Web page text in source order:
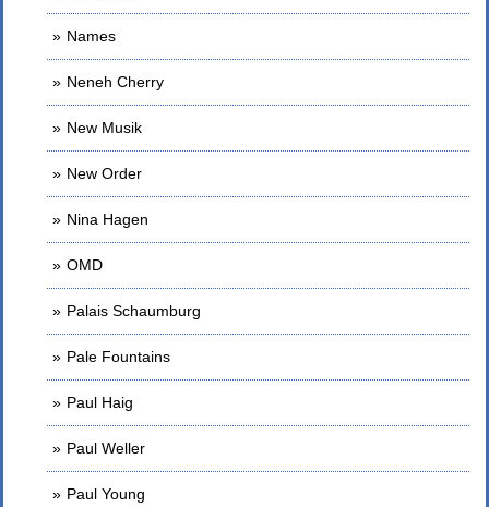
Names
Neneh Cherry
New Musik
New Order
Nina Hagen
OMD
Palais Schaumburg
Pale Fountains
Paul Haig
Paul Weller
Paul Young